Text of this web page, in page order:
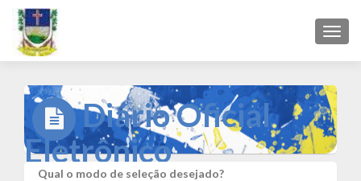
Diário Oficial
Eletrônico
Qual o modo de seleção desejado?